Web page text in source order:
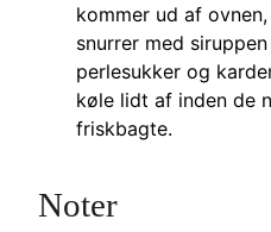
kommer ud af
snurrer med
perlesukker og
køle lidt af inden de
friskbagte.
Noter